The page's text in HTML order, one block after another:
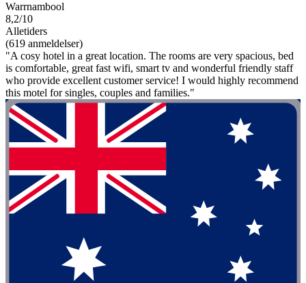
Warrnambool
8,2/10
Alletiders
(619 anmeldelser)
"A cosy hotel in a great location. The rooms are very spacious, bed
is comfortable, great fast wifi, smart tv and wonderful friendly staff
who provide excellent customer service! I would highly recommend
this motel for singles, couples and families."